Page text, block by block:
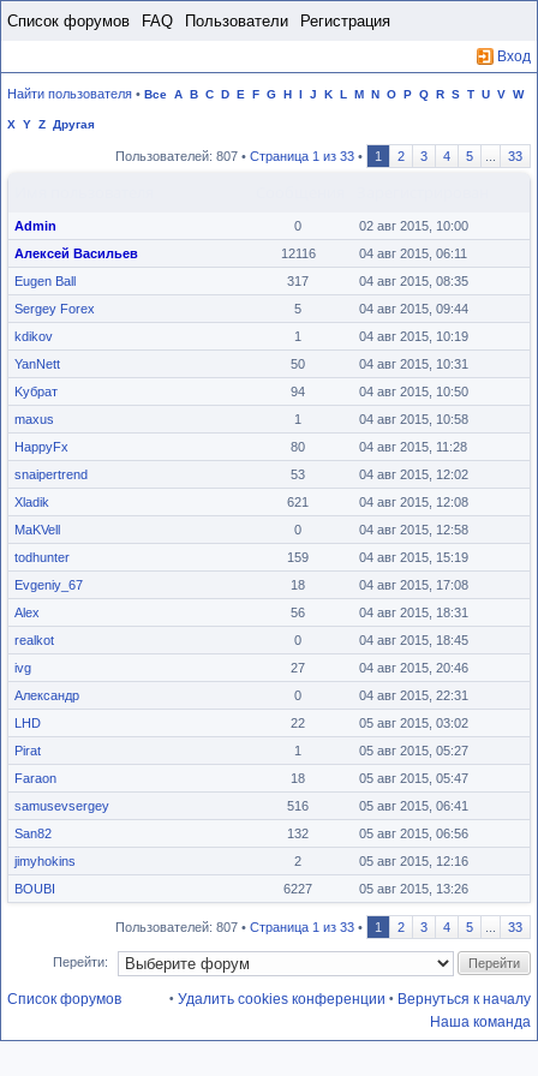
Список форумов FAQ Пользователи Регистрация
Вход
Найти пользователя • Все A B C D E F G H I J K L M N O P Q R S T U V W
X Y Z Другая
Пользователей: 807 • Страница 1 из 33 • 1 2 3 4 5 33
Admin 0
02 авг 2015, 10:00
Алексей Васильев
12116
04 авг 2015, 06:11
Eugen Ball
317
04 авг 2015, 08:35
Sergey Forex
5
04 авг 2015, 09:44
kdikov
1
04 авг 2015, 10:19
YanNett
50
04 авг 2015, 10:31
Kубрат
94
04 авг 2015, 10:50
maxus
1
04 авг 2015, 10:58
HappyFx
80
04 авг 2015, 11:28
snaipertrend
53
04 авг 2015, 12:02
Xladik
621
04 авг 2015, 12:08
MaKVell
0
04 авг 2015, 12:58
todhunter
159
04 авг 2015, 15:19
Evgeniy_67
18
04 авг 2015, 17:08
Alex
56
04 авг 2015, 18:31
realkot
0
04 авг 2015, 18:45
ivg
27
04 авг 2015, 20:46
Александр
0
04 авг 2015, 22:31
LHD
22
05 авг 2015, 03:02
Pirat
1
05 авг 2015, 05:27
Faraon
18
05 авг 2015, 05:47
samusevsergey
516
05 авг 2015, 06:41
San82
132
05 авг 2015, 06:56
jimyhokins
2
05 авг 2015, 12:16
BOUBI
6227 05 авг 2015, 13:26
Пользователей: 807 • Страница 1 из 33 • 1 2 3 4 5 33
Перейти:
Список форумов • Вернуться к началу
• Удалить cookies конференции
Наша команда